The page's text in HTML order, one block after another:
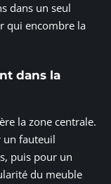
dans un seul
qui encombre la
dans la
la zone centrale.
un fauteuil
puis pour un
du meuble